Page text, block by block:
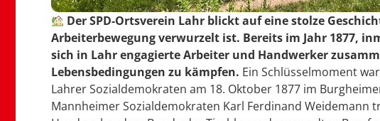
Der SPD-Ortsverein Lahr blickt auf eine stolze
Arbeiterbewegung verwurzelt ist. Bereits im Jahr 1877,
sich in Lahr engagierte Arbeiter und Handwerker
Lebensbedingungen zu kämpfen. Ein Schlüsselmoment
Lahrer Sozialdemokraten am 18. Oktober 1877 im Burgheimer
Mannheimer Sozialdemokraten Karl Ferdinand Weidemann